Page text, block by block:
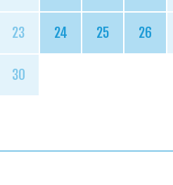
23 24 25 26
30